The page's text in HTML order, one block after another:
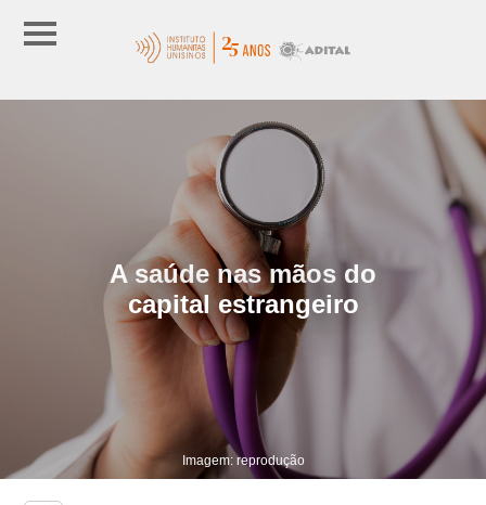
A saúde nas mãos do
capital estrangeiro
Imagem: reprodução